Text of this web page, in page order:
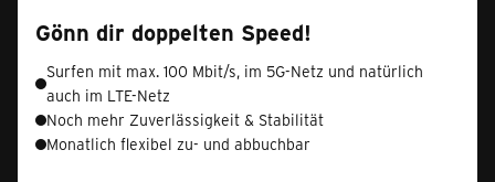
Gönn dir doppelten Speed!
Surfen mit max. 100 Mbit/s, im 5G-Netz und natürlich
auch im LTE-Netz
Noch mehr Zuverlässigkeit & Stabilität
Monatlich flexibel zu- und abbuchbar